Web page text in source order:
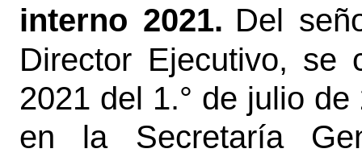
interno 2021. Del
Director Ejecutivo, se
2021 del 1.° de julio
en la Secretaría